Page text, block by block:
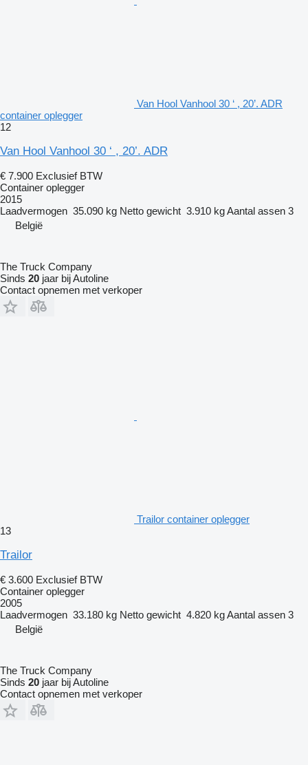
Van Hool Vanhool 30 ‘ , 20’. ADR
container oplegger
12
Van Hool Vanhool 30 ‘ , 20’. ADR
€ 7.900 Exclusief BTW
Container oplegger
2015
Laadvermogen 35.090 kg Netto gewicht 3.910 kgAantal assen 3
België
The Truck Company
Sinds 20 jaar bij Autoline
Contact opnemen met verkoper
Trailor container oplegger
13
Trailor
€ 3.600 Exclusief BTW
Container oplegger
2005
Laadvermogen 33.180 kg Netto gewicht 4.820 kgAantal assen 3
België
The Truck Company
Sinds 20 jaar bij Autoline
Contact opnemen met verkoper